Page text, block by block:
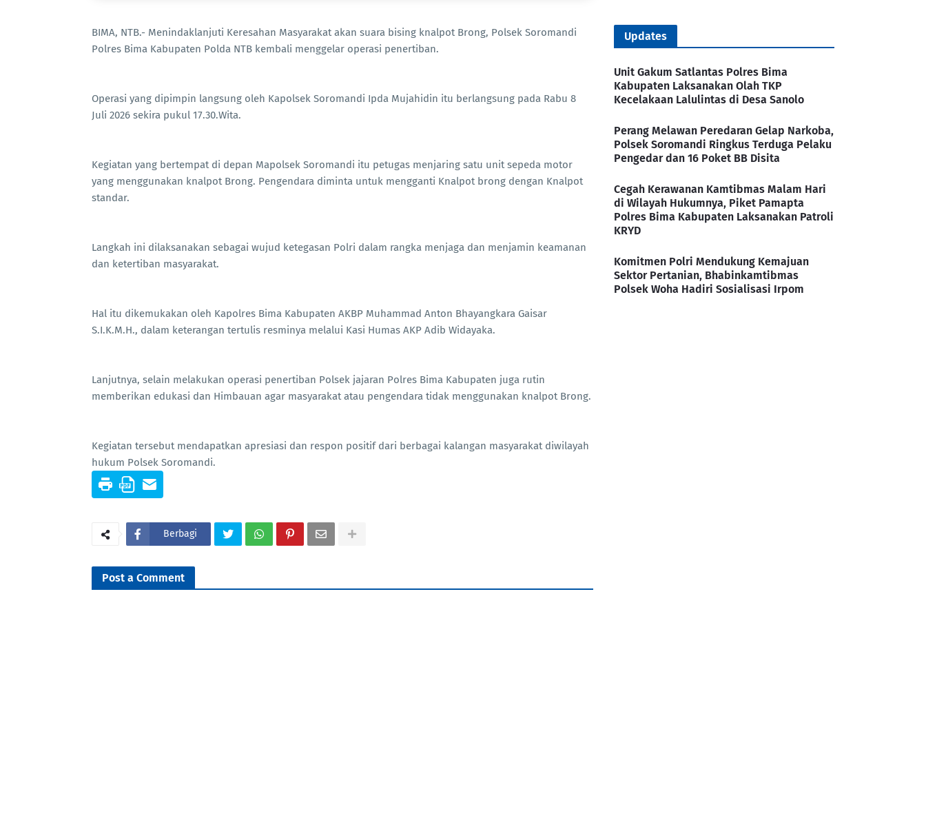
BIMA, NTB.- Menindaklanjuti Keresahan Masyarakat akan suara bising knalpot Brong, Polsek Soromandi
Polres Bima Kabupaten Polda NTB kembali menggelar operasi penertiban.
Operasi yang dipimpin langsung oleh Kapolsek Soromandi Ipda Mujahidin itu berlangsung pada Rabu 8
Juli 2026 sekira pukul 17.30.Wita.
Kegiatan yang bertempat di depan Mapolsek Soromandi itu petugas menjaring satu unit sepeda motor
yang menggunakan knalpot Brong. Pengendara diminta untuk mengganti Knalpot brong dengan Knalpot
standar.
Langkah ini dilaksanakan sebagai wujud ketegasan Polri dalam rangka menjaga dan menjamin keamanan
dan ketertiban masyarakat.
Hal itu dikemukakan oleh Kapolres Bima Kabupaten AKBP Muhammad Anton Bhayangkara Gaisar
S.I.K.M.H., dalam keterangan tertulis resminya melalui Kasi Humas AKP Adib Widayaka.
Lanjutnya, selain melakukan operasi penertiban Polsek jajaran Polres Bima Kabupaten juga rutin
memberikan edukasi dan Himbauan agar masyarakat atau pengendara tidak menggunakan knalpot Brong.
Kegiatan tersebut mendapatkan apresiasi dan respon positif dari berbagai kalangan masyarakat diwilayah
hukum Polsek Soromandi.
Berbagi
Post a Comment
Updates
Unit Gakum Satlantas Polres Bima
Kabupaten Laksanakan Olah TKP
Kecelakaan Lalulintas di Desa Sanolo
Perang Melawan Peredaran Gelap Narkoba,
Polsek Soromandi Ringkus Terduga Pelaku
Pengedar dan 16 Poket BB Disita
Cegah Kerawanan Kamtibmas Malam Hari
di Wilayah Hukumnya, Piket Pamapta
Polres Bima Kabupaten Laksanakan Patroli
KRYD
Komitmen Polri Mendukung Kemajuan
Sektor Pertanian, Bhabinkamtibmas
Polsek Woha Hadiri Sosialisasi Irpom